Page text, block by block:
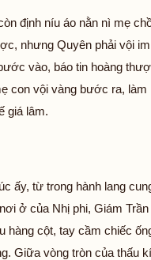
định níu áo nằn nì mẹ
nhưng Quyên phải vội
vào, báo tin hoàng
con vội vàng bước ra, làm
giá lâm.
ấy, từ trong hành lang
ở của Nhị phi, Giám Trần
hàng cột, tay cầm chiếc
Giữa vòng tròn của thấu